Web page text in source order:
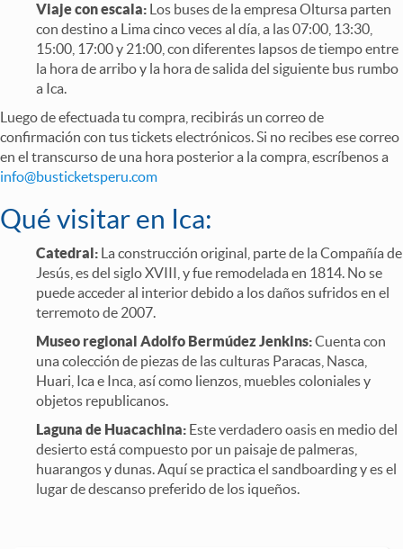
Viaje con escala: Los buses de la empresa Oltursa parten
con destino a Lima cinco veces al día, a las 07:00, 13:30,
15:00, 17:00 y 21:00, con diferentes lapsos de tiempo entre
la hora de arribo y la hora de salida del siguiente bus rumbo
a Ica.
Luego de efectuada tu compra, recibirás un correo de
confirmación con tus tickets electrónicos. Si no recibes ese correo
en el transcurso de una hora posterior a la compra, escríbenos a
info@busticketsperu.com
Qué visitar en Ica:
Catedral: La construcción original, parte de la Compañía de
Jesús, es del siglo XVIII, y fue remodelada en 1814. No se
puede acceder al interior debido a los daños sufridos en el
terremoto de 2007.
Museo regional Adolfo Bermúdez Jenkins:Cuenta con
una colección de piezas de las culturas Paracas, Nasca,
Huari, Ica e Inca, así como lienzos, muebles coloniales y
objetos republicanos.
Laguna de Huacachina: Este verdadero oasis en medio del
desierto está compuesto por un paisaje de palmeras,
huarangos y dunas. Aquí se practica el sandboarding y es el
lugar de descanso preferido de los iqueños.